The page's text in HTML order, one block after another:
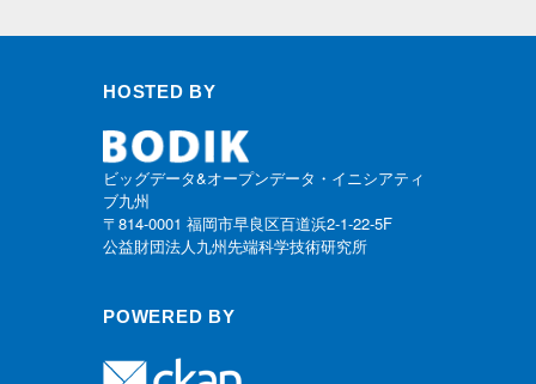
HOSTED BY
ビッグデータ&オープンデータ・イニシアティ
ブ九州
〒814-0001 福岡市早良区百道浜2-1-22-5F
公益財団法人九州先端科学技術研究所
POWERED BY